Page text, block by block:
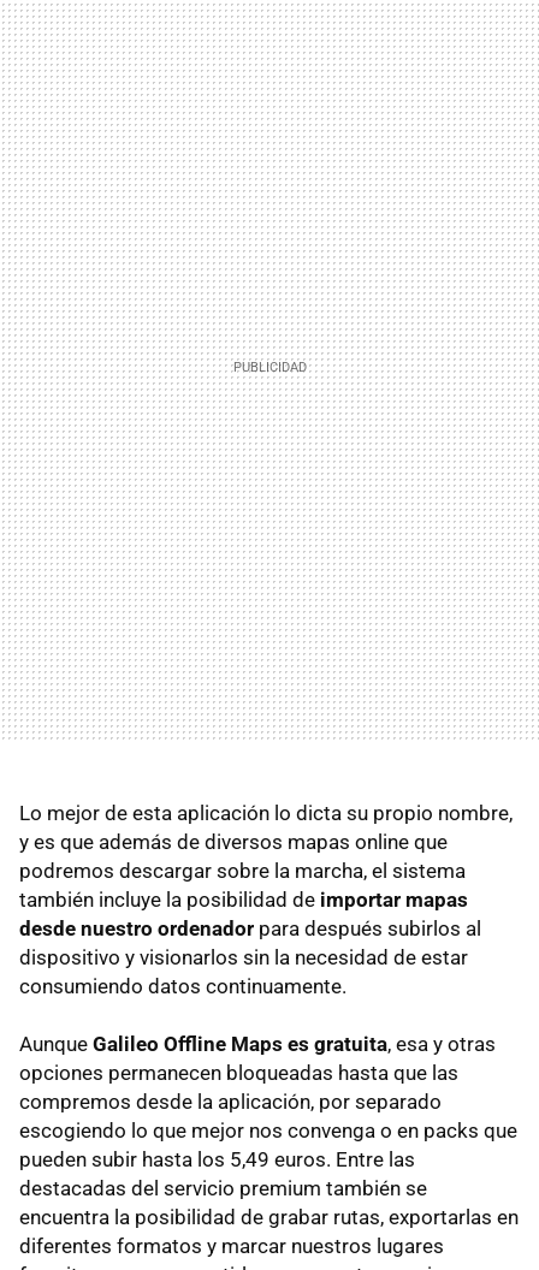
Lo mejor de esta aplicación lo dicta su propio nombre,
y es que además de diversos mapas online que
podremos descargar sobre la marcha, el sistema
también incluye la posibilidad de importar mapas
desde nuestro ordenador para después subirlos al
dispositivo y visionarlos sin la necesidad de estar
consumiendo datos continuamente.
Aunque Galileo Offline Maps es gratuita, esa y otras
opciones permanecen bloqueadas hasta que las
compremos desde la aplicación, por separado
escogiendo lo que mejor nos convenga o en packs que
pueden subir hasta los 5,49 euros. Entre las
destacadas del servicio premium también se
encuentra la posibilidad de grabar rutas, exportarlas en
diferentes formatos y marcar nuestros lugares